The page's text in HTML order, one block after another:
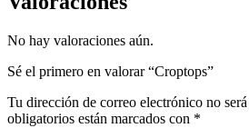
No hay valoraciones aún.
Sé el primero en valorar “Croptops”
Tu dirección de correo electrónico no
obligatorios están marcados con *